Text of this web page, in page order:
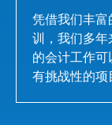
凭借我们丰
训，我们多
的会计工作
有挑战性的项